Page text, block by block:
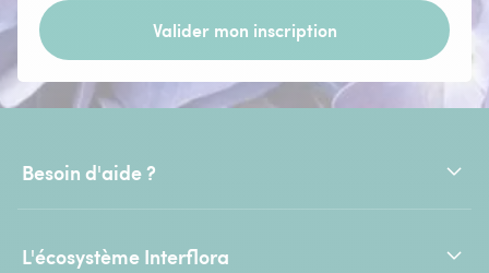
Valider mon inscription
Besoin d'aide ?
L'écosystème Interflora